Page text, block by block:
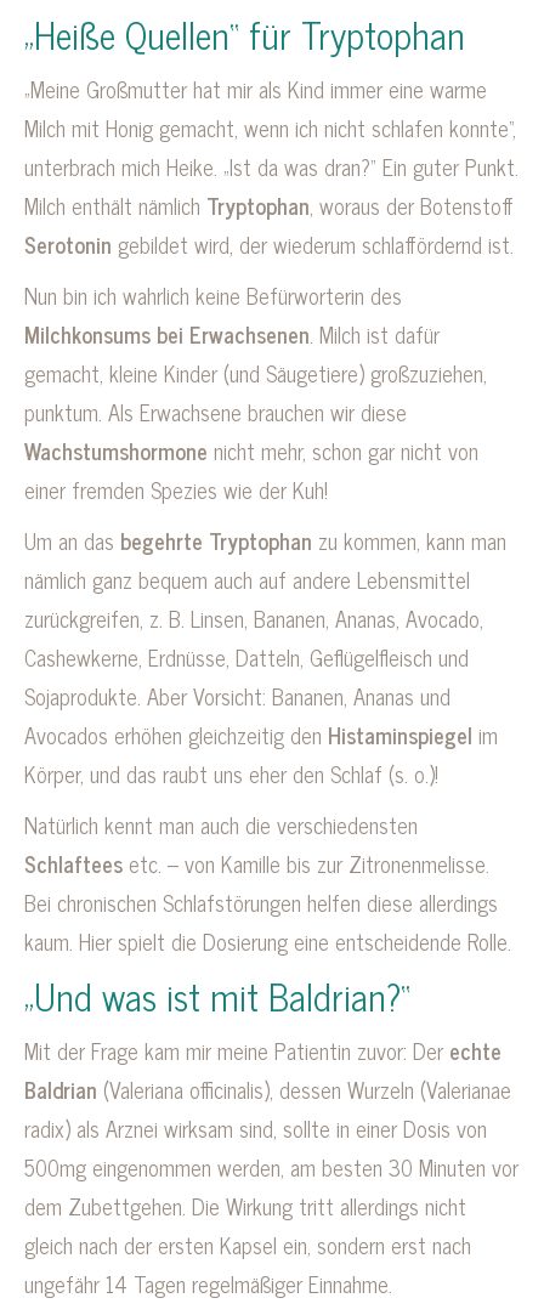
„Heiße Quellen“ für Tryptophan
„Meine Großmutter hat mir als Kind immer eine warme
Milch mit Honig gemacht, wenn ich nicht schlafen konnte“,
unterbrach mich Heike. „Ist da was dran?“ Ein guter Punkt.
Milch enthält nämlich Tryptophan, woraus der Botenstoff
Serotonin gebildet wird, der wiederum schlaffördernd ist.
Nun bin ich wahrlich keine Befürworterin des
Milchkonsums bei Erwachsenen. Milch ist dafür
gemacht, kleine Kinder (und Säugetiere) großzuziehen,
punktum. Als Erwachsene brauchen wir diese
Wachstumshormone nicht mehr, schon gar nicht von
einer fremden Spezies wie der Kuh!
Um an das begehrte Tryptophan zu kommen, kann man
nämlich ganz bequem auch auf andere Lebensmittel
zurückgreifen, z. B. Linsen, Bananen, Ananas, Avocado,
Cashewkerne, Erdnüsse, Datteln, Geflügelfleisch und
Sojaprodukte. Aber Vorsicht: Bananen, Ananas und
Avocados erhöhen gleichzeitig den Histaminspiegel im
Körper, und das raubt uns eher den Schlaf (s. o.)!
Natürlich kennt man auch die verschiedensten
Schlaftees etc. – von Kamille bis zur Zitronenmelisse.
Bei chronischen Schlafstörungen helfen diese allerdings
kaum. Hier spielt die Dosierung eine entscheidende Rolle.
„Und was ist mit Baldrian?“
Mit der Frage kam mir meine Patientin zuvor: Der echte
Baldrian (Valeriana officinalis), dessen Wurzeln (Valerianae
radix) als Arznei wirksam sind, sollte in einer Dosis von
500mg eingenommen werden, am besten 30 Minuten vor
dem Zubettgehen. Die Wirkung tritt allerdings nicht
gleich nach der ersten Kapsel ein, sondern erst nach
ungefähr 14 Tagen regelmäßiger Einnahme.